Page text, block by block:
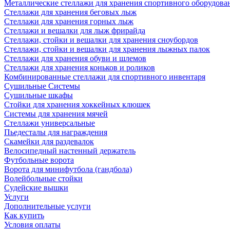
Металлические стеллажи для хранения спортивного
Стеллажи для хранения беговых лыж
Стеллажи для хранения горных лыж
Стеллажи и вешалки для лыж фрирайда
Стеллажи, стойки и вешалки для хранения сноубордов
Стеллажи, стойки и вешалки для хранения лыжных палок
Стеллажи для хранения обуви и шлемов
Стеллажи для хранения коньков и роликов
Комбинированные стеллажи для спортивного инвентаря
Сушильные Системы
Сушильные шкафы
Стойки для хранения хоккейных клюшек
Системы для хранения мячей
Стеллажи универсальные
Пьедесталы для награждения
Скамейки для раздевалок
Велосипедный настенный держатель
Футбольные ворота
Ворота для минифутбола (гандбола)
Волейбольные стойки
Судейские вышки
Услуги
Дополнительные услуги
Как купить
Условия оплаты